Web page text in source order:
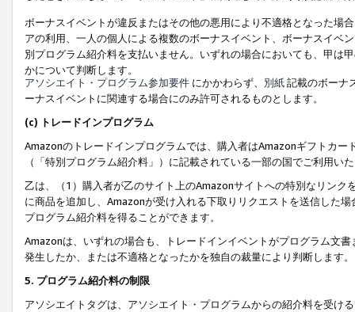
ボーナスイベントが違反またはその他の悪用により不適格となった場
アの利用、一人の個人による複数のボーナスイベント、ボーナスイベ
別プログラム紹介料を支払いません。いずれの場合においても、甲は
かについて判断します。
アソシエイト・プログラム参加要件 にかかわらず、 別紙記載のボーナ
ーナスイベントに関連する場合にのみ許可されるものとします。
(c) トレードインプログラム
Amazonのトレードインプログラムでは、購入者はAmazonギフトカ
（「特別プログラム紹介料」）に記載されている一部の国でご利用い
乙は、（1）購入者が乙のサイト上のAmazonサイトへの特別なリン
に商品を追加し、Amazonが受け入れる下取りリクエストを送信した
プログラム紹介料を得ることができます。
Amazonは、いずれの場合も、トレードインイベントがプログラム文
発生したか、または不適格となったかを独自の裁量により判断します。
5. プログラム紹介料の制限
アソシエイトタグは、アソシエイト・プログラムからの紹介料を受け